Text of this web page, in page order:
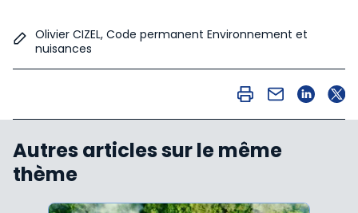
Olivier CIZEL, Code permanent Environnement et
nuisances
Autres articles sur le même
thème